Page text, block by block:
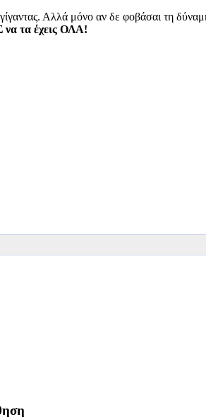
Αλλά μόνο αν δε φοβάσαι τη
τα έχεις ΟΛΑ!